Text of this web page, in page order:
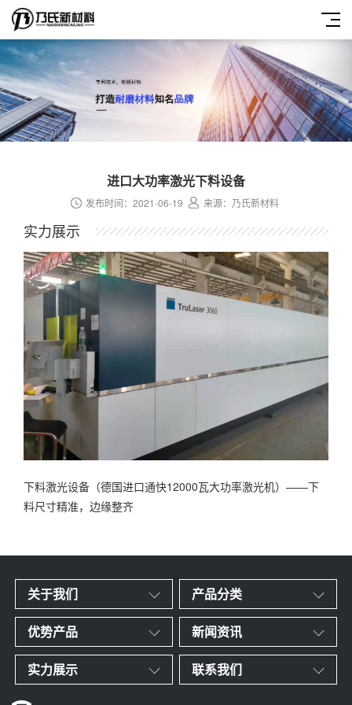
进口大功率激光下料设备
发布时间：2021-06-19 来源：乃氏新材料
实力展示
下料激光设备（德国进口通快12000瓦大功率激光机）——下
料尺寸精准，边缘整齐
关于我们 产品分类
优势产品 新闻资讯
实力展示 联系我们